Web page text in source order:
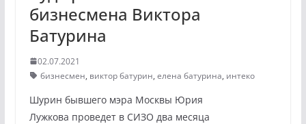
бизнесмена Виктора
Батурина
02.07.2021
бизнесмен, виктор батурин, елена батурина, интеко
Шурин бывшего мэра Москвы Юрия
Лужкова проведет в СИЗО два месяца